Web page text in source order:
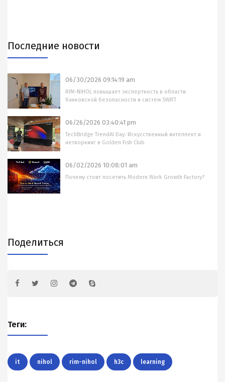
Последние новости
06/30/2026 09:14:19 am
RIM-NIHOL повышает экспертность в области
банковской безопасности и систем SWIFT
06/26/2026 03:40:41 pm
TechBridge TrendAI Day: Искусственный интеллект и
нетворкинг в Golden Fish Club
06/02/2026 10:08:01 am
Почему стоит посетить Modern Work Growth Factory?
Поделиться
Теги:
it nihol rim-nihol h3c learning